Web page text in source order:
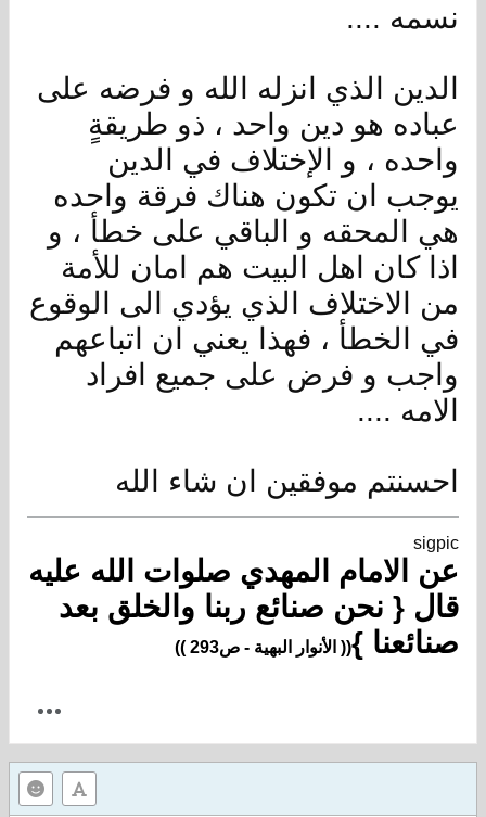
نسمه ....
الدين الذي انزله الله و فرضه على
عباده هو دين واحد ، ذو طريقةٍ
واحده ، و الإختلاف في الدين
يوجب ان تكون هناك فرقة واحده
هي المحقه و الباقي على خطأ ، و
اذا كان اهل البيت هم امان للأمة
من الاختلاف الذي يؤدي الى الوقوع
في الخطأ ، فهذا يعني ان اتباعهم
واجب و فرض على جميع افراد
الامه ....
احسنتم موفقين ان شاء الله
sigpic
عن الامام المهدي صلوات الله عليه
قال { نحن صنائع ربنا والخلق بعد
صنائعنا }(( الأنوار البهية - ص293 ))